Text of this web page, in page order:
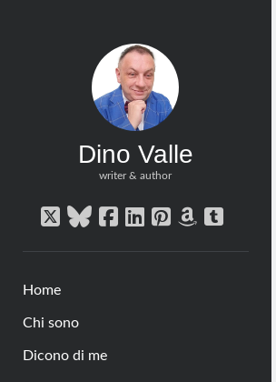
Dino Valle
writer & author
twitterbluesky
facebook
linkedin
pinterest
amazon
tumblr
Home
Chi sono
Dicono di me